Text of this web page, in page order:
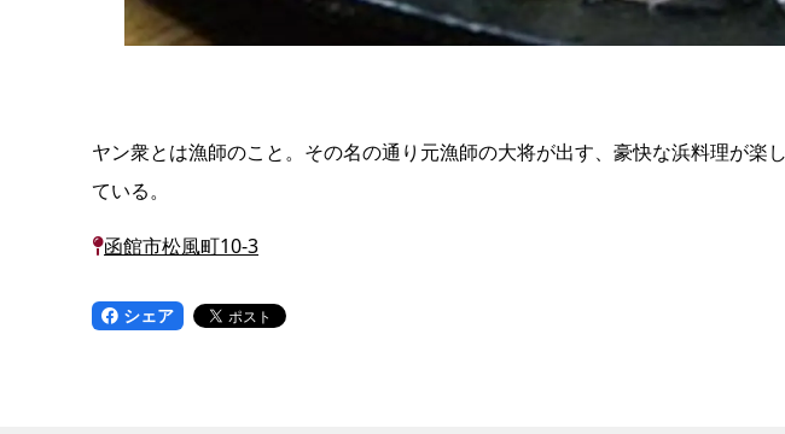
ヤン衆とは漁師のこと。その名の通り元漁師の大将が出す、豪快な浜料理が
ている。
函館市松風町10-3
シェア